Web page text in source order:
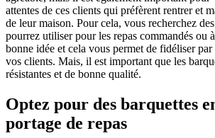
attentes de ces clients qui préfèrent rentrer et
de leur maison. Pour cela, vous recherchez
pourrez utiliser pour les repas commandés ou
bonne idée et cela vous permet de fidéliser
vos clients. Mais, il est important que les
résistantes et de bonne qualité.
Optez pour des barquettes
portage de repas